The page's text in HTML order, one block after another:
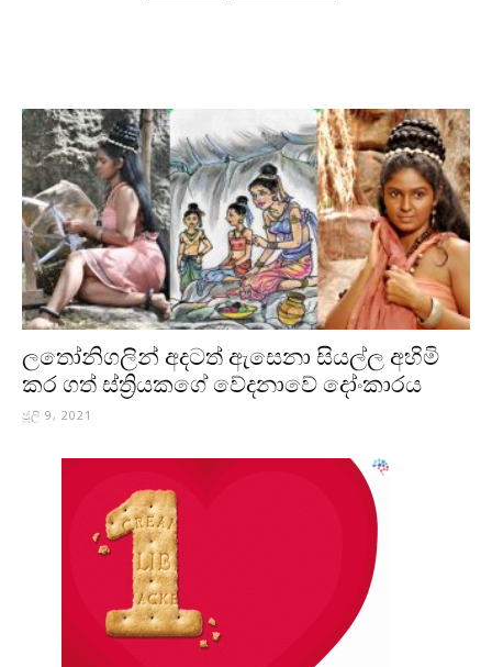
ලතෝනිගලින් අදටත් ඇසෙනා සියල්ල අහිමි
කර ගත් ස්ත්‍රියකගේ වේදනාවේ දෝංකාරය
ජූලි 9, 2021